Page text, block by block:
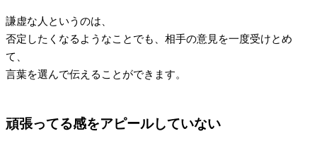
謙虚な人というのは、
否定したくなるようなことでも、相手の意見を一度受けとめ
て、
言葉を選んで伝えることができます。
頑張ってる感をアピールしていない